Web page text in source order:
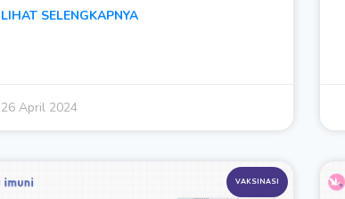
LIHAT SELENGKAPNYA
26 April 2024
VAKSINASI